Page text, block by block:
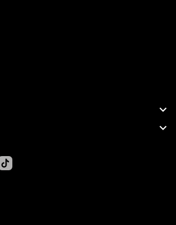

